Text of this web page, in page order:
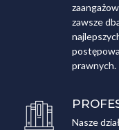
zawsze
prawnych.
Nasze